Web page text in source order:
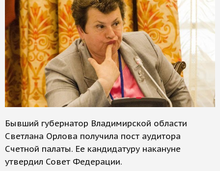
Бывший губернатор Владимирской области
Светлана Орлова получила пост аудитора
Счетной палаты. Ее кандидатуру накануне
утвердил Совет Федерации.